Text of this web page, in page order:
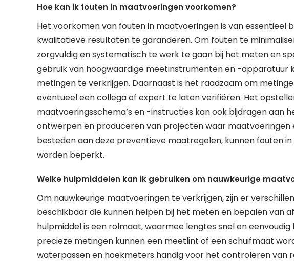
Hoe kan ik fouten in maatvoeringen voorkomen?
Het voorkomen van fouten in maatvoeringen is van essentieel
kwalitatieve resultaten te garanderen. Om fouten te
zorgvuldig en systematisch te werk te gaan bij het meten en
gebruik van hoogwaardige meetinstrumenten en -apparatuur
metingen te verkrijgen. Daarnaast is het raadzaam om
eventueel een collega of expert te laten verifiëren. Het
maatvoeringsschema’s en -instructies kan ook bijdragen aan
ontwerpen en produceren van projecten waar maatvoeringen
besteden aan deze preventieve maatregelen, kunnen fouten
worden beperkt.
Welke hulpmiddelen kan ik gebruiken om nauwkeurige
Om nauwkeurige maatvoeringen te verkrijgen, zijn er
beschikbaar die kunnen helpen bij het meten en bepalen van
hulpmiddel is een rolmaat, waarmee lengtes snel en
precieze metingen kunnen een meetlint of een schuifmaat
waterpassen en hoekmeters handig voor het controleren van